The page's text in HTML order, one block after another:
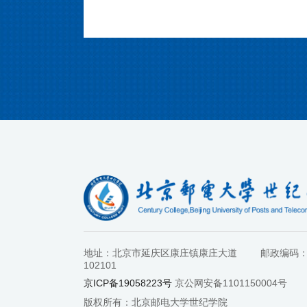
地址：北京市延庆区康庄镇康庄大道
邮政编码
102101
京ICP备19058223号 京公网安备1101150004号
版权所有：北京邮电大学世纪学院